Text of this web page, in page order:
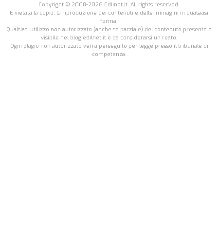
Copyright © 2008-2026 Edilnet.it. All rights reserved.
É vietata la copia, la riproduzione dei contenuti e delle immagini in qualsiasi
forma.
Qualsiasi utilizzo non autorizzato (anche se parziale) del contenuto presente e
visibile nel blog.edilnet.it è da considerarsi un reato.
Ogni plagio non autorizzato verrà perseguito per legge presso il tribunale di
competenza.